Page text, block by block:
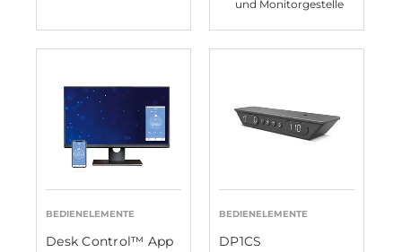
und Monitorgestelle
BEDIENELEMENTE
Desk Control™ App
BEDIENELEMENTE
DP1CS